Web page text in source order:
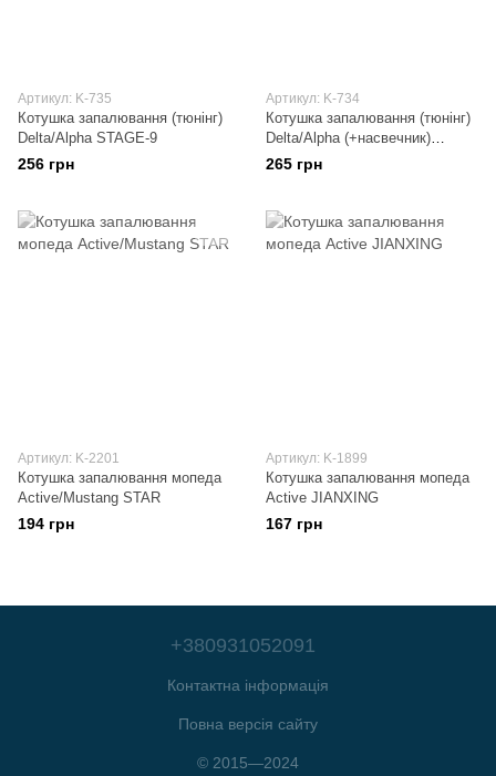
Артикул: K-735
Котушка запалювання (тюнінг)
Delta/Alpha STAGE-9
256 грн
Артикул: K-734
Котушка запалювання (тюнінг)
Delta/Alpha (+насвечник)
CHENHAO
265 грн
Артикул: K-2201
Котушка запалювання мопеда
Active/Mustang STAR
194 грн
Артикул: K-1899
Котушка запалювання мопеда
Active JIANXING
167 грн
+380931052091
Контактна інформація
Повна версія сайту
© 2015—2024